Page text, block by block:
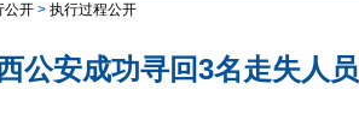
公开 > 执行过程公开
公安成功寻回3名走失人员